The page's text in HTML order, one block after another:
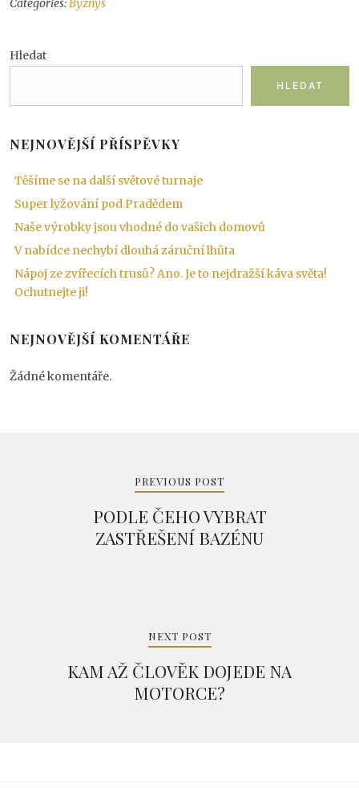
Categories:Byznys
Hledat
HLEDAT
NEJNOVĚJŠÍ PŘÍSPĚVKY
Těšíme se na další světové turnaje
Super lyžování pod Pradědem
Naše výrobky jsou vhodné do vašich domovů
V nabídce nechybí dlouhá záruční lhůta
Nápoj ze zvířecích trusů? Ano. Je to nejdražší káva světa!
Ochutnejte ji!
NEJNOVĚJŠÍ KOMENTÁŘE
Žádné komentáře.
PREVIOUS POST
PODLE ČEHO VYBRAT
ZASTŘEŠENÍ BAZÉNU
NEXT POST
KAM AŽ ČLOVĚK DOJEDE NA
MOTORCE?